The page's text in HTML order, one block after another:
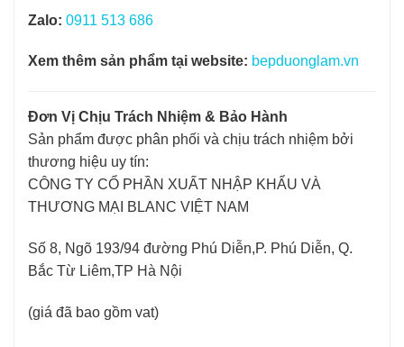
Zalo: 0911 513 686
Xem thêm sản phẩm tại website: bepduonglam.vn
Đơn Vị Chịu Trách Nhiệm & Bảo Hành
Sản phẩm được phân phối và chịu trách nhiệm bởi
thương hiệu uy tín:
CÔNG TY CỔ PHẦN XUẤT NHẬP KHẨU VÀ
THƯƠNG MẠI BLANC VIỆT NAM
Số 8, Ngõ 193/94 đường Phú Diễn,P. Phú Diễn, Q.
Bắc Từ Liêm,TP Hà Nội
(giá đã bao gồm vat)